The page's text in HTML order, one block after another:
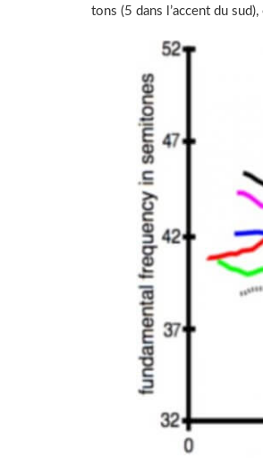
tons (5 dans l’accent du